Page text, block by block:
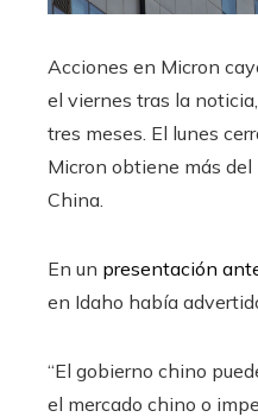
Acciones en Micron
el viernes tras la
tres meses. El lunes
Micron obtiene más del
China.
En un presentación
en Idaho había
“El gobierno chino
el mercado chino o